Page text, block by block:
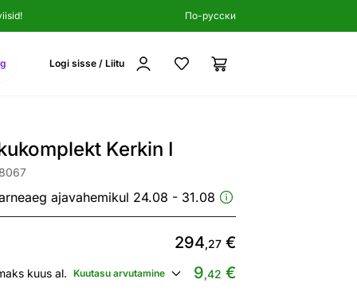
По-русски
Logi sisse / Liitu
Kerkin I
ajavahemikul 24.08 - 31.08
294,27€
kuus al. Kuutasu arvutamine 9,42 €